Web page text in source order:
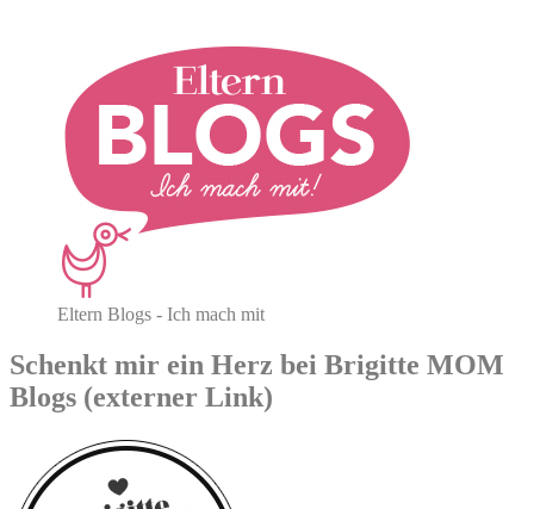
Eltern Blogs - Ich mach mit
Schenkt mir ein Herz bei Brigitte MOM
Blogs (externer Link)